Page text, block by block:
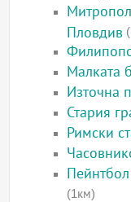
Пловдив
Малката
Източна
Стария
Римски
(1км)